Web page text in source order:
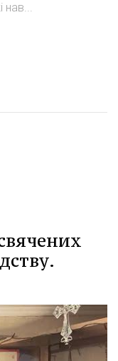
нав...